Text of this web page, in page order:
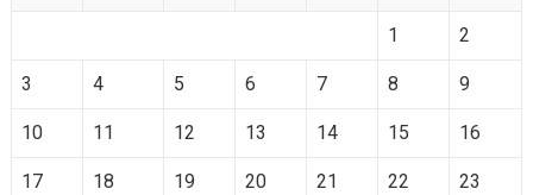
1 2
3 4 5 6 7 8 9
10 11 12 13 14 15 16
17 18 19 20 21 22 23